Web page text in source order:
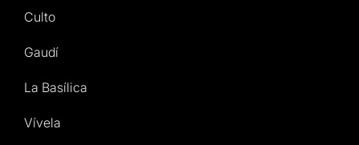
Culto
Gaudí
La Basílica
Vívela